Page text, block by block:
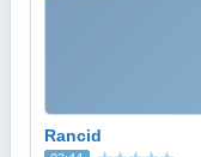
Rancid